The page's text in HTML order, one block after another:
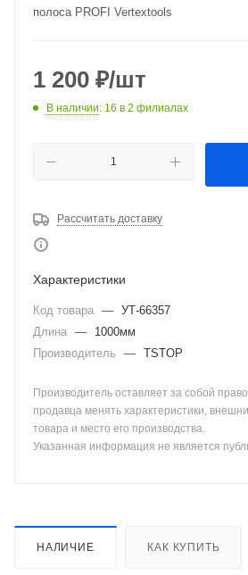
полоса PROFI Vertextools
1 200 ₽/шт
В наличии: 16 в 2 филиалах
Рассчитать доставку
Характеристики
Код товара — УТ-66357
Длина —
1000мм
Производитель
— TSTOP
Производитель оставляет за собой
продавца менять характеристики,
товара и место его производства.
Указанная информация не является
НАЛИЧИЕ КАК КУПИТЬ